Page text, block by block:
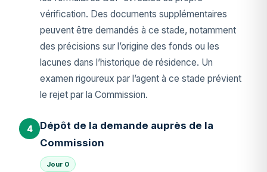
vérification. Des documents supplémentaires
peuvent être demandés à ce stade, notamment
des précisions sur l’origine des fonds ou les
lacunes dans l’historique de résidence. Un
examen rigoureux par l’agent à ce stade prévient
le rejet par la Commission.
4
Dépôt de la demande auprès de la
Commission
Jour 0